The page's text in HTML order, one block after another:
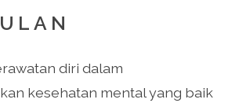
diri dalam
kesehatan mental yang baik